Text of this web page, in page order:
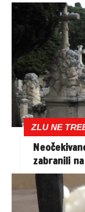
ZLU NE
zabranili